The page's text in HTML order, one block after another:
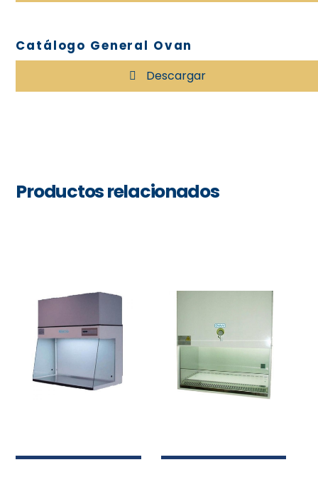
Catálogo General Ovan
Descargar
Productos relacionados